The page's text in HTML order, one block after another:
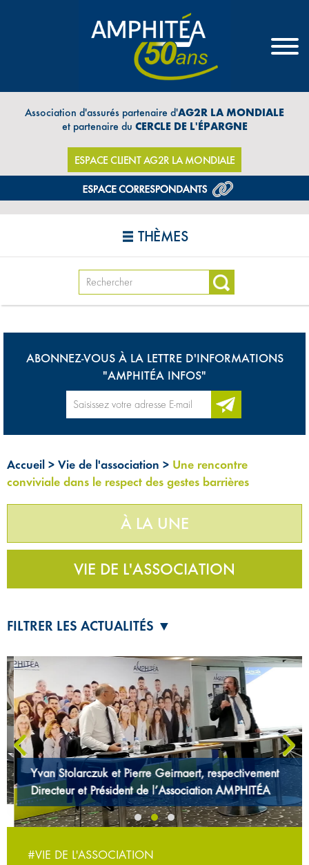
Association d'assurés partenaire d'AG2R LA MONDIALE
et partenaire du CERCLE DE L'ÉPARGNE
ESPACE CLIENT AG2R LA MONDIALE
THÈMES
ABONNEZ-VOUS À LA LETTRE D'INFORMATIONS
"AMPHITÉA INFOS"
Accueil > Vie de l'association > Une rencontre
conviviale dans le respect des gestes barrières
À LA UNE
VIE DE L'ASSOCIATION
FILTRER LES ACTUALITÉS ▼
Yvan Stolarczuk et Pierre Geirnaert, respectivement
Directeur et Président de l’Association AMPHITÉA
‹ ›
#VIE DE L'ASSOCIATION